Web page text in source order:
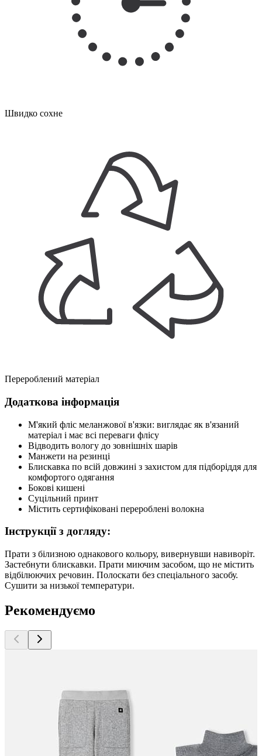
Швидко сохне
Перероблений матеріал
Додаткова інформація
М'який фліс меланжової в'язки: виглядає як в'язаний
матеріал і має всі переваги флісу
Відводить вологу до зовнішніх шарів
Манжети на резинці
Блискавка по всій довжині з захистом для підборіддя для
комфортого одягання
Бокові кишені
Суцільний принт
Містить сертифіковані перероблені волокна
Інструкції з догляду:
Прати з білизною однакового кольору, вивернувши навиворіт.
Застебнути блискавки. Прати миючим засобом, що не містить
відбілюючих речовин. Полоскати без спеціального засобу.
Сушити за низької температури.
Рекомендуємо